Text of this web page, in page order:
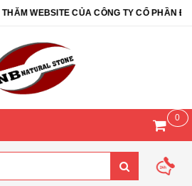
WEBSITE CỦA CÔNG TY CỔ PHẦN ĐÁ
0